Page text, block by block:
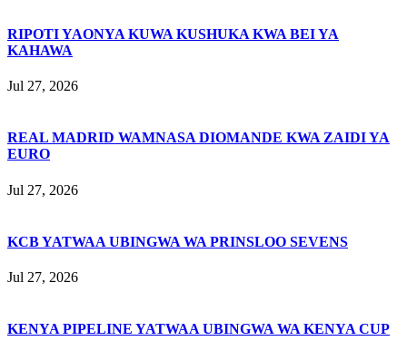
RIPOTI YAONYA KUWA KUSHUKA KWA BEI YA
KAHAWA
Jul 27, 2026
REAL MADRID WAMNASA DIOMANDE KWA ZAIDI YA
EURO
Jul 27, 2026
KCB YATWAA UBINGWA WA PRINSLOO SEVENS
Jul 27, 2026
KENYA PIPELINE YATWAA UBINGWA WA KENYA CUP